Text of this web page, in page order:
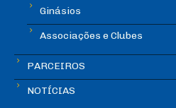
Ginásios
Associações e Clubes
PARCEIROS
NOTÍCIAS